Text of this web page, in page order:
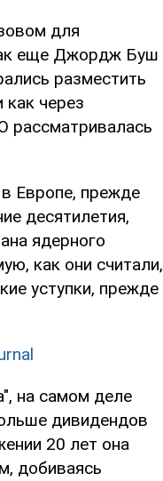
для
еще Джордж Буш
разместить
через
рассматривалась
Европе, прежде
десятилетия,
ядерного
как они считали,
уступки, прежде
на самом деле
дивидендов
20 лет она
добиваясь